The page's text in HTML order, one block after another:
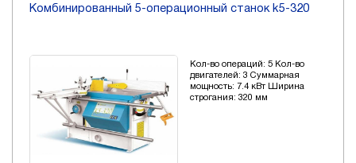
Комбинированный 5-операционный станок k5-320
Кол-во операций: 5 Кол-во
двигателей: 3 Суммарная
мощность: 7.4 кВт Ширина
строгания: 320 мм